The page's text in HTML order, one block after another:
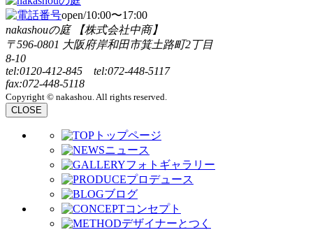
open/10:00〜17:00
nakashouの庭 【株式会社中商】
〒596-0801 大阪府岸和田市箕土路町2丁目
8-10
tel:0120-412-845 tel:072-448-5117
fax:072-448-5118
Copyright © nakashou. All rights reserved.
CLOSE
トップページ
ニュース
フォトギャラリー
プロデュース
ブログ
コンセプト
デザイナーとつく